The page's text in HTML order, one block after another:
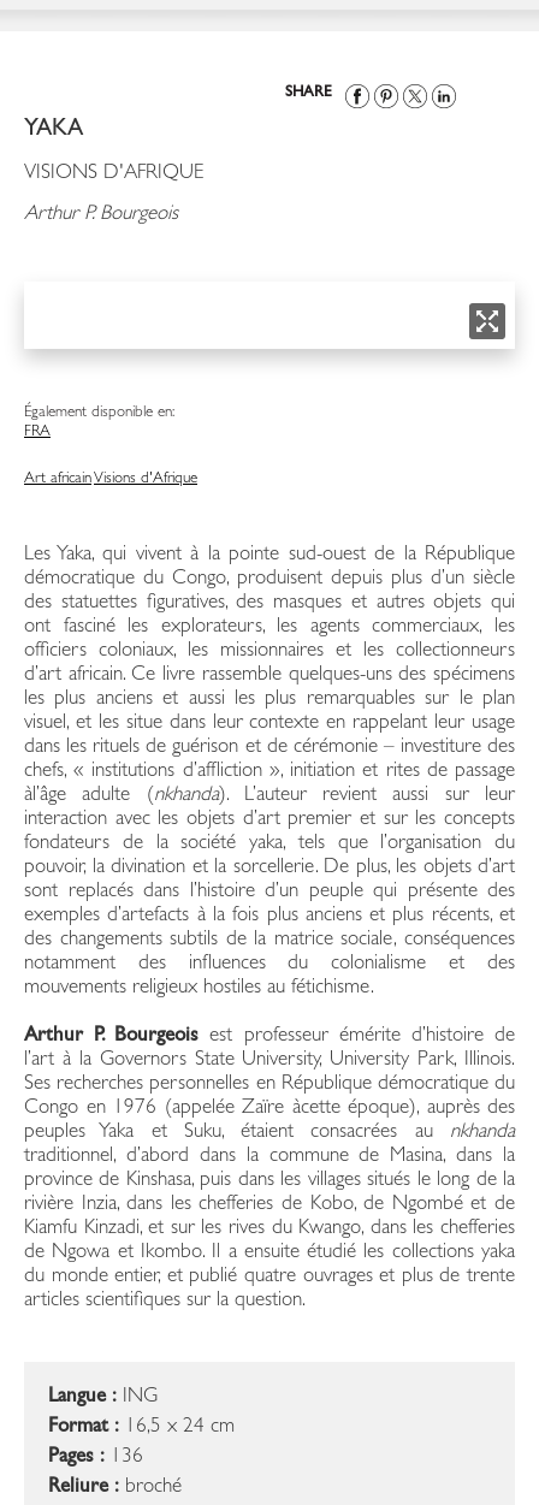
SHARE
YAKA
VISIONS D'AFRIQUE
Arthur P. Bourgeois
Également disponible en:
FRA
Art africainVisions d'Afrique
Les Yaka, qui vivent à la pointe sud-ouest de la République
démocratique du Congo, produisent depuis plus d’un siècle
des statuettes figuratives, des masques et autres objets qui
ont fasciné les explorateurs, les agents commerciaux, les
officiers coloniaux, les missionnaires et les collectionneurs
d’art africain. Ce livre rassemble quelques-uns des spécimens
les plus anciens et aussi les plus remarquables sur le plan
visuel, et les situe dans leur contexte en rappelant leur usage
dans les rituels de guérison et de cérémonie – investiture des
chefs, « institutions d’affliction », initiation et rites de passage
àl’âge adulte (nkhanda). L’auteur revient aussi sur leur
interaction avec les objets d’art premier et sur les concepts
fondateurs de la société yaka, tels que l’organisation du
pouvoir, la divination et la sorcellerie. De plus, les objets d’art
sont replacés dans l’histoire d’un peuple qui présente des
exemples d’artefacts à la fois plus anciens et plus récents, et
des changements subtils de la matrice sociale, conséquences
notamment des influences du colonialisme et des
mouvements religieux hostiles au fétichisme.
Arthur P. Bourgeois est professeur émérite d’histoire de
l’art à la Governors State University, University Park, Illinois.
Ses recherches personnelles en République démocratique du
Congo en 1976 (appelée Zaïre àcette époque), auprès des
peuples Yaka et Suku, étaient consacrées au nkhanda
traditionnel, d’abord dans la commune de Masina, dans la
province de Kinshasa, puis dans les villages situés le long de la
rivière Inzia, dans les chefferies de Kobo, de Ngombé et de
Kiamfu Kinzadi, et sur les rives du Kwango, dans les chefferies
de Ngowa et Ikombo. Il a ensuite étudié les collections yaka
du monde entier, et publié quatre ouvrages et plus de trente
articles scientifiques sur la question.
Langue : ING
Format : 16,5 x 24 cm
Pages : 136
Reliure : broché